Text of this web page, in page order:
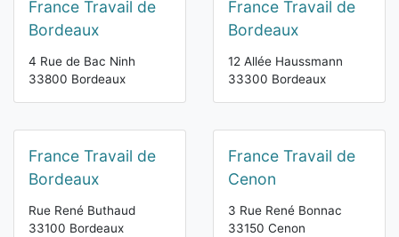
France Travail de
Bordeaux
4 Rue de Bac Ninh
33800 Bordeaux
France Travail de
Bordeaux
12 Allée Haussmann
33300 Bordeaux
France Travail de
Bordeaux
Rue René Buthaud
33100 Bordeaux
France Travail de
Cenon
3 Rue René Bonnac
33150 Cenon